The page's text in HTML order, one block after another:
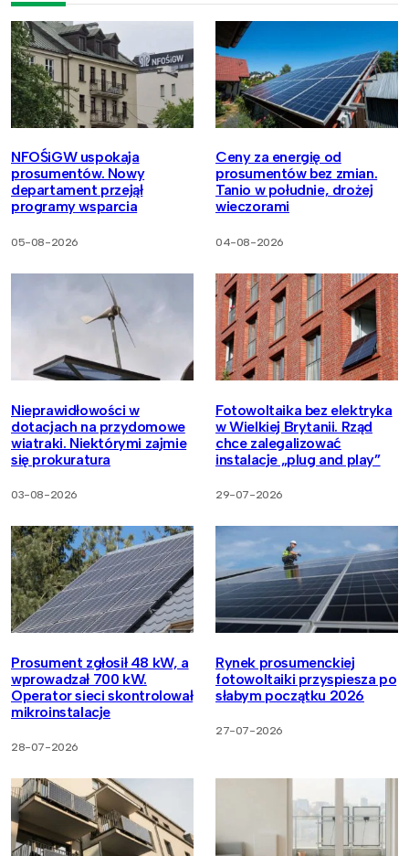
NFOŚiGW uspokaja
prosumentów. Nowy
departament przejął
programy wsparcia
05-08-2026
Ceny za energię od
prosumentów bez zmian.
Tanio w południe, drożej
wieczorami
04-08-2026
Nieprawidłowości w
dotacjach na przydomowe
wiatraki. Niektórymi zajmie
się prokuratura
03-08-2026
Fotowoltaika bez elektryka
w Wielkiej Brytanii. Rząd
chce zalegalizować
instalacje „plug and play”
29-07-2026
Prosument zgłosił 48 kW, a
wprowadzał 700 kW.
Operator sieci skontrolował
mikroinstalacje
28-07-2026
Rynek prosumenckiej
fotowoltaiki przyspiesza po
słabym początku 2026
27-07-2026